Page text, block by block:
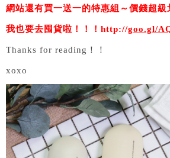
網站還有買一送一的特惠組～價錢超級
我也要去囤貨啦！！！http://goo.gl/
Thanks for reading！！
xoxo